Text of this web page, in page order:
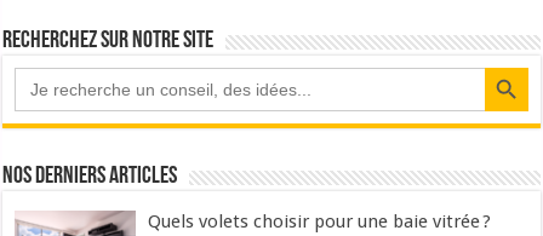
Recherchez sur notre site
Search Button
Nos derniers articles
Quels volets choisir pour une baie vitrée ?